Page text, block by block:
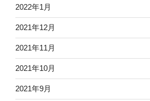
2022年1月
2021年12月
2021年11月
2021年10月
2021年9月